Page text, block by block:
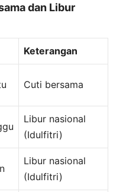
dan Libur
Keterangan
Cuti bersama
Libur nasional
(Idulfitri)
Libur nasional
(Idulfitri)